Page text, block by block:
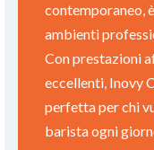
contemporaneo,
ambienti
Con prestazioni
eccellenti, Inovy
perfetta per chi
barista ogni